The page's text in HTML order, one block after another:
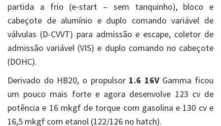
partida a frio (e-start – sem tanquinho), bloco e
cabeçote de alumínio e duplo comando variável de
válvulas (D-CVVT) para admissão e escape, coletor de
admissão variável (VIS) e duplo comando no cabeçote
(DOHC).
Derivado do HB20, o propulsor 1.6 16VGamma ficou
um pouco mais forte e agora desenvolve 123 cv de
potência e 16 mkgf de torque com gasolina e 130 cv e
16,5 mkgf com etanol (122/126 no hatch).